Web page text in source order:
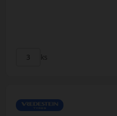
ks